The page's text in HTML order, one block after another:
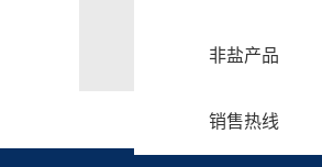
非盐产品
销售热线